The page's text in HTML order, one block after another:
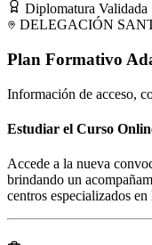
Diplomatura Validada
DELEGACIÓN
Plan Formativo
Información de acceso,
Estudiar el Curso
Accede a la nueva
brindando un
centros especializados